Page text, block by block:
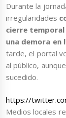
Durante la
irregularidades
cierre
una demora en
tarde, el portal
al público,
sucedido.
https://
Medios locales